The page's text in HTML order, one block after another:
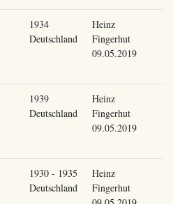
1934
Deutschland
Heinz
Fingerhut
09.05.2019
1939
Deutschland
Heinz
Fingerhut
09.05.2019
1930 - 1935
Deutschland
Heinz
Fingerhut